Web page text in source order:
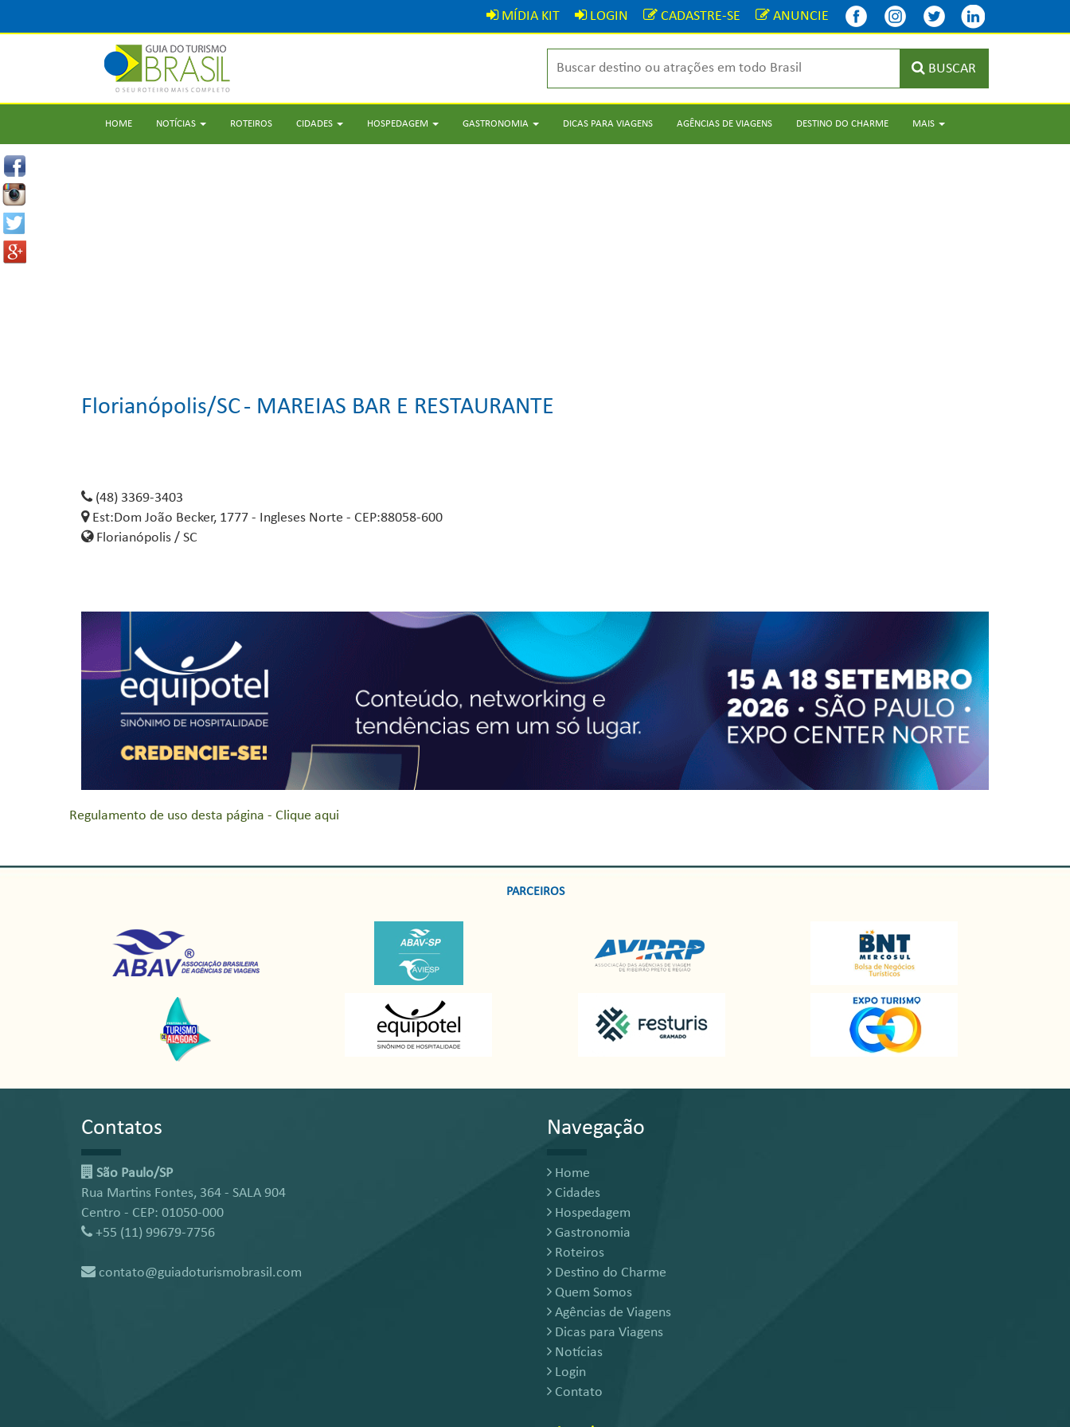
MÍDIA KIT LOGIN CADASTRE-SE ANUNCIE
BUSCAR
HOME NOTÍCIAS ROTEIROS CIDADES HOSPEDAGEM GASTRONOMIA DICAS PARA VIAGENS AGÊNCIAS DE VIAGENS DESTINO DO CHARME MAIS
Florianópolis/SC- MAREIAS BAR E RESTAURANTE
(48) 3369-3403
Est:Dom João Becker, 1777 - Ingleses Norte - CEP:88058-600
Florianópolis / SC
Regulamento de uso desta página - Clique aqui
PARCEIROS
Contatos
São Paulo/SP
Rua Martins Fontes, 364 - SALA 904
Centro - CEP: 01050-000
+55 (11) 99679-7756
contato@guiadoturismobrasil.com
Navegação
Home
Cidades
Hospedagem
Gastronomia
Roteiros
Destino do Charme
Quem Somos
Agências de Viagens
Dicas para Viagens
Notícias
Login
Contato